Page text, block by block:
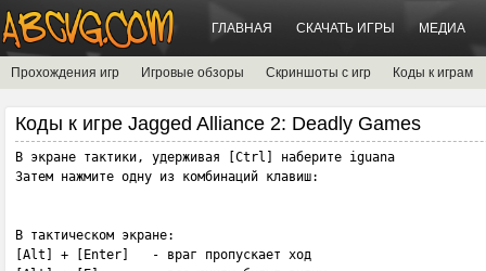
ГЛАВНАЯ СКАЧАТЬ ИГРЫ МЕДИА
Прохождения игр Игровые обзоры Скриншоты с игр Коды к играм
Коды к игре Jagged Alliance 2: Deadly Games
В экране тактики, удерживая [Ctrl] наберите iguana
Затем нажмите одну из комбинаций клавиш:
В тактическом экране:
[Alt] + [Enter]   - враг пропускает ход